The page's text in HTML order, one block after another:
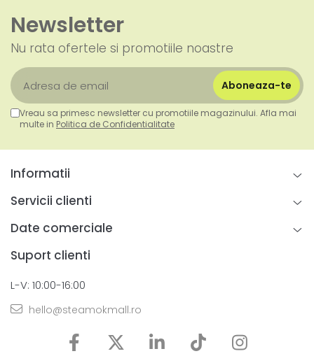
Newsletter
Nu rata ofertele si promotiile noastre
Vreau sa primesc newsletter cu promotiile magazinului. Afla mai
multe in Politica de Confidentialitate
Informatii
Servicii clienti
Date comerciale
Suport clienti
L-V: 10:00-16:00
hello@steamokmall.ro